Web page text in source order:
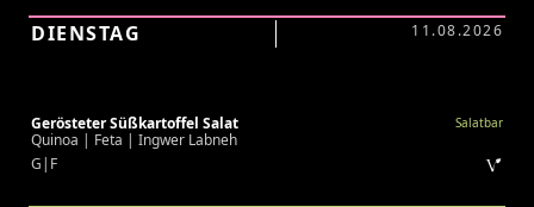
DIENSTAG 11.08.2026
Gerösteter Süßkartoffel Salat Salatbar
Quinoa | Feta | Ingwer Labneh
G|F